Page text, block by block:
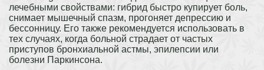
лечебными свойствами: гибрид быстро купирует боль,
снимает мышечный спазм, прогоняет депрессию и
бессонницу. Его также рекомендуется использовать в
тех случаях, когда больной страдает от частых
приступов бронхиальной астмы, эпилепсии или
болезни Паркинсона.